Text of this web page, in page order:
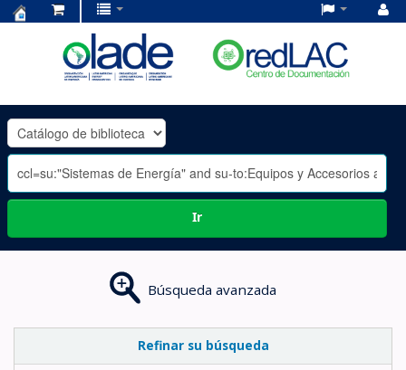
OLADE
-
Ir
Búsqueda avanzada
Refinar su búsqueda